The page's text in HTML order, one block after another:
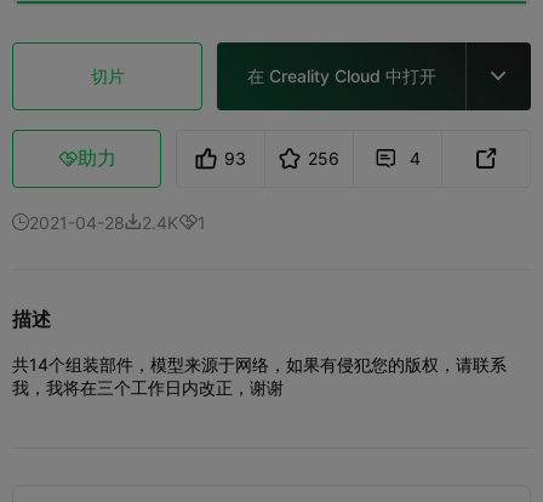
切片 在 Creality Cloud 中打开 
助力 93 256  4 
2021-04-282.4K1
描述
共14个组装部件，模型来源于网络，如果有侵犯您的版权，请联系
我，我将在三个工作日内改正，谢谢